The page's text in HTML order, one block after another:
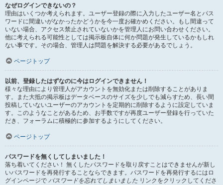
なぜログインできないの？
理由はいくつか考えられます。ユーザー登録の際に入力したユーザー名とパス
ワードに間違いがなかったかどうかを今一度お確かめください。もし間違って
いない場合、アクセス禁止されていないかを管理人にお問い合わせください。
他に考えられる可能性としては掲示板自体に何か問題が発生しているかもしれ
ない事です。その場合、管理人は問題を解決する必要があるでしょう。
ページトップ
以前、登録したはずなのに今はログインできません！
様々な理由により管理人がアカウントを無効化または削除することがありま
す。また大抵の掲示板はデータベースのサイズを少しでも減らすため、長い間
投稿していないユーザーのアカウントを定期的に削除するように設定していま
す。このようなことがあるため、お手数ですが再度ユーザー登録を行っていた
だき、フォーラムに積極的に参加するようにしてください。
ページトップ
パスワードを無くしてしまいました！
落ち着いてください！ 無くしたパスワードを取り戻すことはできませんが新し
いパスワードを再発行することならできます。パスワードを再発行するにはロ
グインページで パスワードを忘れてしまいました リンクをクリックしてくださ